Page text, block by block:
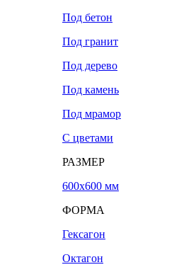
Под бетон
Под гранит
Под дерево
Под камень
Под мрамор
С цветами
РАЗМЕР
600х600 мм
ФОРМА
Гексагон
Октагон